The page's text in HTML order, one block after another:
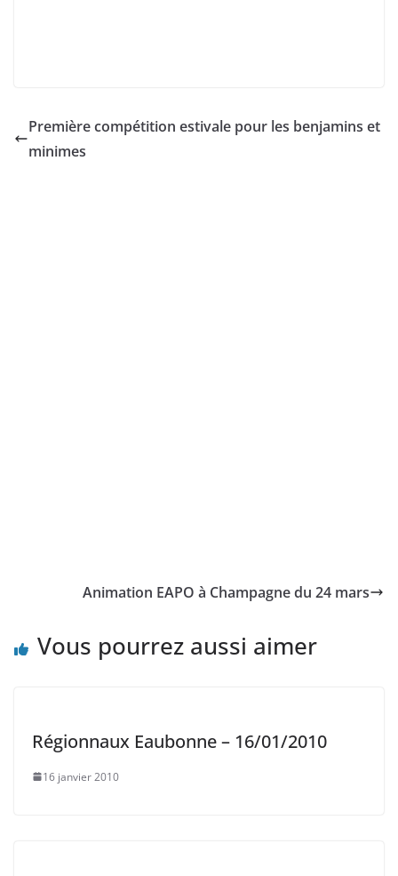
Première compétition estivale pour les benjamins et
minimes
Animation EAPO à Champagne du 24 mars
Vous pourrez aussi aimer
Régionnaux Eaubonne – 16/01/2010
16 janvier 2010